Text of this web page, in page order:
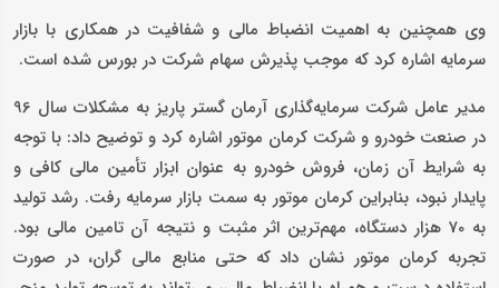
وی همچنین به اهمیت انضباط مالی و شفافیت در همکاری با بازار
سرمایه اشاره کرد که موجب پذیرش سهام شرکت در بورس شده است.
مدیر عامل شرکت سرمایه‌گذاری آرمان گستر پاریز به مشکلات سال 96
در صنعت خودرو و شرکت کرمان موتور اشاره کرد و توضیح داد: با توجه
به شرایط آن زمان، فروش خودرو به عنوان ابزار تأمین مالی کافی و
پایدار نبود، بنابراین کرمان موتور به سمت بازار سرمایه رفت. رشد تولید
به 70 هزار دستگاه، مهم‌ترین اثر مثبت و نتیجه آن تامین مالی بود.
تجربه کرمان موتور نشان داد که حتی منابع مالی گران، در صورت